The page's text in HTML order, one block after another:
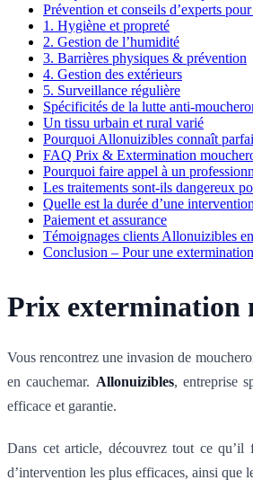
Prévention et conseils d’experts
1. Hygiène et propreté
2. Gestion de l’humidité
3. Barrières physiques & prévention
4. Gestion des extérieurs
5. Surveillance régulière
Spécificités de la lutte anti-
Un tissu urbain et rural varié
Pourquoi Allonuizibles connaît
FAQ Prix & Extermination
Pourquoi faire appel à un
Les traitements sont-ils dangereux
Quelle est la durée d’une
Paiement et assurance
Témoignages clients Allonuizibles
Conclusion – Pour une
Prix extermination
Vous rencontrez une invasion de
en cauchemar. Allonuizibles, entreprise
efficace et garantie.
Dans cet article, découvrez tout ce qu’il
d’intervention les plus efficaces, ainsi que